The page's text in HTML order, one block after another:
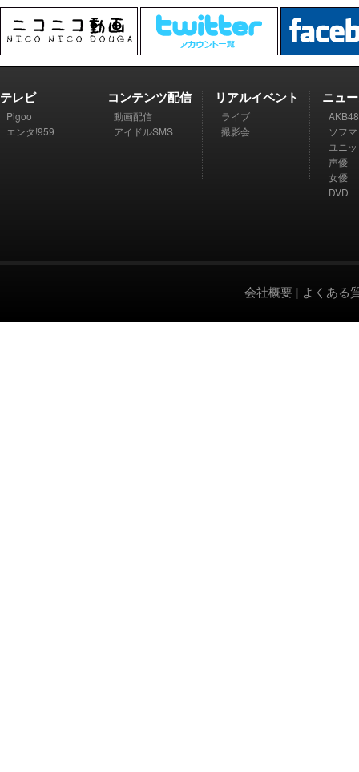
テレビ
Pigoo
エンタ!959
コンテンツ配信
動画配信
アイドルSMS
リアルイベント
ライブ
撮影会
ニュ
AKB48
ソフ
ユニ
声優
女優
DVD
会社概要 | よくある